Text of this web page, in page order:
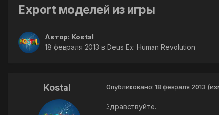
Export моделей из игры
Автор: Kostal
18 февраля 2013 в Deus Ex: Human Revolution
Kostal Опубликовано: 18 февраля 2013
Здравствуйте.